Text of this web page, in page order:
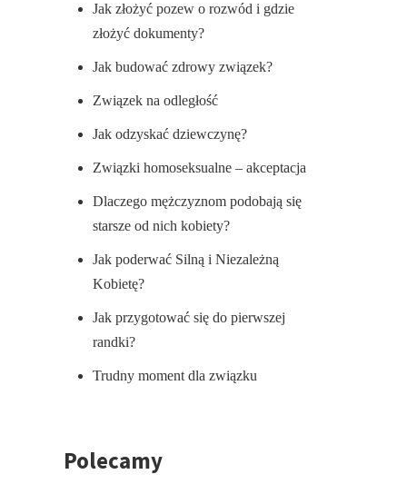
Jak złożyć pozew o rozwód i gdzie
złożyć dokumenty?
Jak budować zdrowy związek?
Związek na odległość
Jak odzyskać dziewczynę?
Związki homoseksualne – akceptacja
Dlaczego mężczyznom podobają się
starsze od nich kobiety?
Jak poderwać Silną i Niezależną
Kobietę?
Jak przygotować się do pierwszej
randki?
Trudny moment dla związku
Polecamy